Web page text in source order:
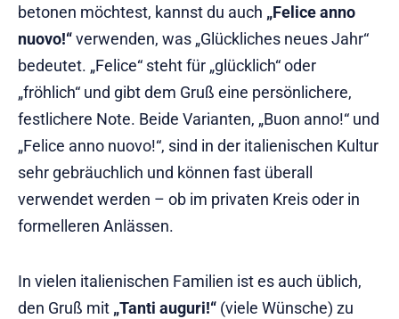
betonen möchtest, kannst du auch „Felice anno
nuovo!“verwenden, was „Glückliches neues Jahr“
bedeutet. „Felice“ steht für „glücklich“ oder
„fröhlich“ und gibt dem Gruß eine persönlichere,
festlichere Note. Beide Varianten, „Buon anno!“ und
„Felice anno nuovo!“, sind in der italienischen Kultur
sehr gebräuchlich und können fast überall
verwendet werden – ob im privaten Kreis oder in
formelleren Anlässen.
In vielen italienischen Familien ist es auch üblich,
den Gruß mit „Tanti auguri!“ (viele Wünsche) zu